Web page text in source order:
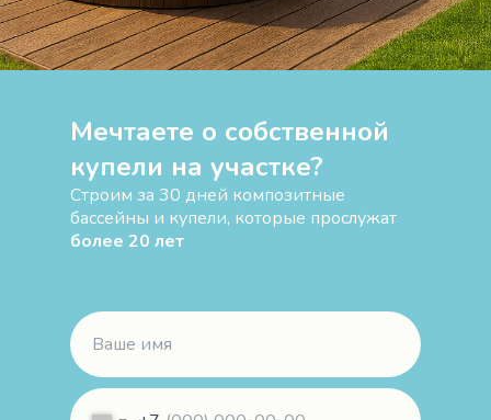
Мечтаете о собственной
купели на участке?
Строим за 30 дней композитные
бассейны и купели, которые прослужат
более 20 лет